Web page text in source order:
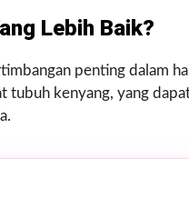
Lebih Baik?
penting dalam
tubuh kenyang, yang